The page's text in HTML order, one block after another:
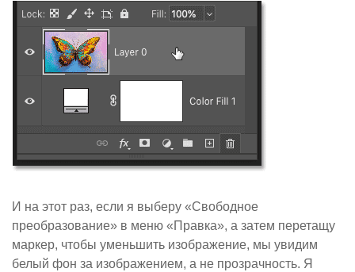
И на этот раз, если я выберу «Свободное
преобразование» в меню «Правка», а затем перетащу
маркер, чтобы уменьшить изображение, мы увидим
белый фон за изображением, а не прозрачность. Я